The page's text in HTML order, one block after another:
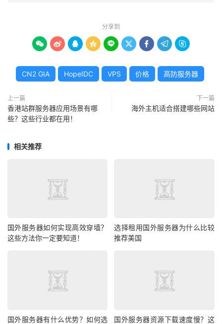
1. 网络性能：延迟与稳定性
测试时需关注：
Ping值
：中国大陆用户访问香港VPS的延迟通常在30-
80ms之间，若超过100ms可能影响体验。
通国际带宽。
2. 硬件配置：够用即可
个人博客/小型网站
：1核1G内存+20GB SSD足够，月
企业官网/电商系统
：2核4G内存+50GB SSD，月均
40-60元。
器而非VPS。
分享到
        
CN2 GIA HopeIDC VPS 价格 高防服务器
上一篇
香港站群服务器应用场景有哪
些？这些行业都在用！
下一篇
海外主机适合搭建哪些网站
相关推荐
国外服务器如何实现高效穿墙？
这些方法你一定要知道！
选择租用国外服务器为什么比较
推荐美国
国外服务器有什么优势？如何选
国外服务器资源下载速度慢？这